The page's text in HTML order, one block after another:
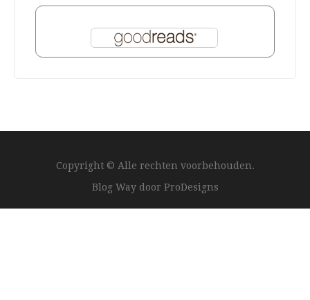
Copyright © Alle rechten voorbehouden.
Blog Way door ProDesigns